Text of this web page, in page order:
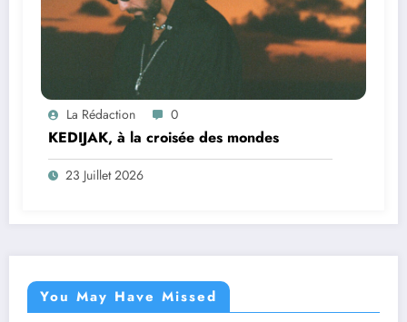
La Rédaction 0
KEDIJAK, à la croisée des mondes
23 Juillet 2026
You May Have Missed